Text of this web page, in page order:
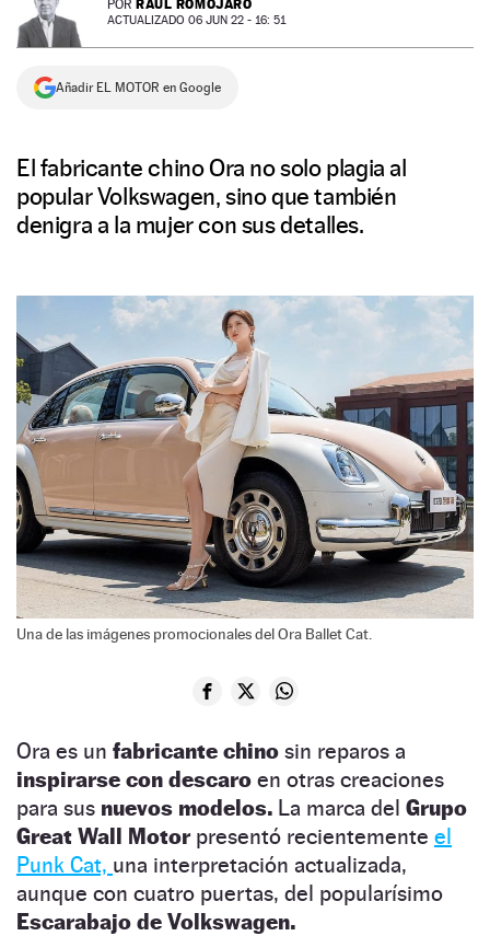
NEWSLETTER
SÍGUENOS
POR RAÚL ROMOJARO
ACTUALIZADO 06 JUN 22 - 16: 51
Añadir EL MOTOR en Google
El fabricante chino Ora no solo plagia al
popular Volkswagen, sino que también
denigra a la mujer con sus detalles.
Una de las imágenes promocionales del Ora Ballet Cat.
Ora es un fabricante chino sin reparos a
inspirarse con descaro en otras creaciones
para sus nuevos modelos. La marca del Grupo
Great Wall Motorpresentó recientemente el
Punk Cat, una interpretación actualizada,
aunque con cuatro puertas, del popularísimo
Escarabajo de Volkswagen.